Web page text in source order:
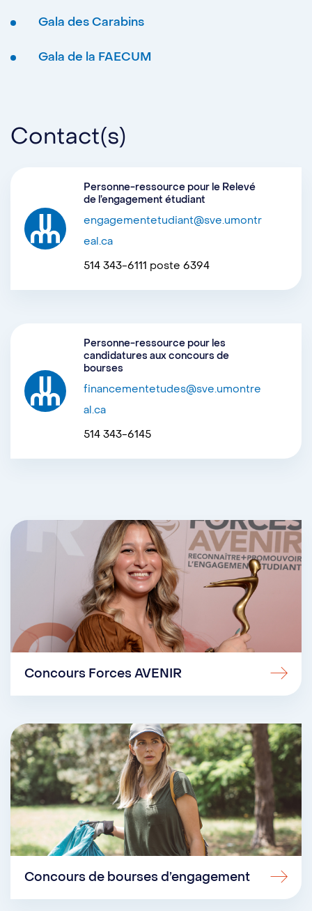
Gala des Carabins
Gala de la FAECUM
Contact(s)
Personne-ressource pour le Relevé
de l’engagement étudiant
engagementetudiant@sve.umontr
eal.ca
514 343-6111 poste 6394
Personne-ressource pour les
candidatures aux concours de
bourses
financementetudes@sve.umontre
al.ca
514 343-6145
Concours Forces AVENIR
Concours de bourses d’engagement